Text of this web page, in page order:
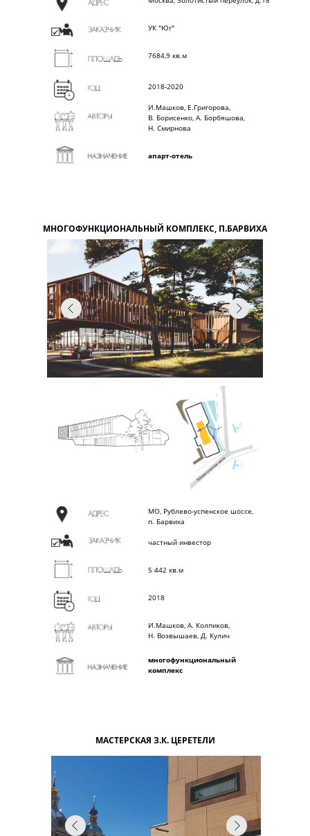
УК "Юг"
7684,9 кв.м
2018-2020
И.Машков, Е.Григорова,
В. Борисенко, А. Борбяшова,
Н. Смирнова
апарт-отель
МО, Рублево-успенское шоссе,
п. Барвиха
частный инвестор
5 442 кв.м
2018
И.Машков, А. Колпиков,
Н. Возвышаев, Д. Кулич
многофункциональный
комплекс
МНОГОФУНКЦИОНАЛЬНЫЙ КОМПЛЕКС, П.БАРВИХА
МАСТЕРСКАЯ З.К. ЦЕРЕТЕЛИ